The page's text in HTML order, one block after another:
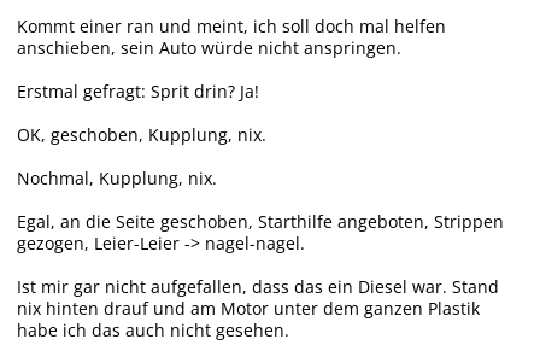
Kommt einer ran und meint, ich soll doch mal helfen
anschieben, sein Auto würde nicht anspringen.
Erstmal gefragt: Sprit drin? Ja!
OK, geschoben, Kupplung, nix.
Nochmal, Kupplung, nix.
Egal, an die Seite geschoben, Starthilfe angeboten, Strippen
gezogen, Leier-Leier -> nagel-nagel.
Ist mir gar nicht aufgefallen, dass das ein Diesel war. Stand
nix hinten drauf und am Motor unter dem ganzen Plastik
habe ich das auch nicht gesehen.